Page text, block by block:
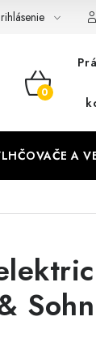
A
Sohn